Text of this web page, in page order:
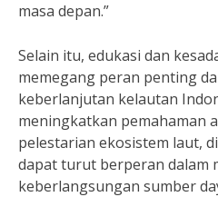
masa depan.”
Selain itu, edukasi dan
memegang peran penting
keberlanjutan kelautan
meningkatkan pemahaman
pelestarian ekosistem laut,
dapat turut berperan dalam
keberlangsungan sumber